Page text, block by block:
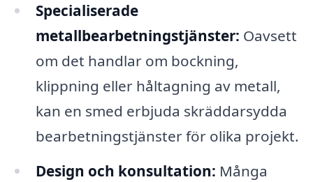
Specialiserade
metallbearbetningstjänster: Oavsett
om det handlar om bockning,
klippning eller håltagning av metall,
kan en smed erbjuda skräddarsydda
bearbetningstjänster för olika projekt.
Design och konsultation: Många